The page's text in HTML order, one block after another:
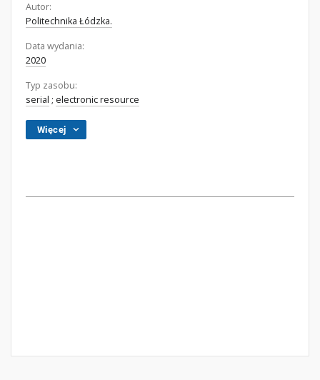
Autor:
Politechnika Łódzka.
Data wydania:
2020
Typ zasobu:
serial ; electronic resource
Więcej